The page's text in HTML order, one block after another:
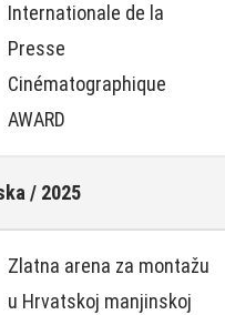
Internationale de la
Presse
Cinématographique
AWARD
/ 2025
Zlatna arena za montažu
u Hrvatskoj manjinskoj